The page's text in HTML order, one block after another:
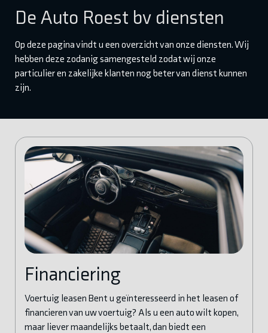
De Auto Roest bv diensten
Op deze pagina vindt u een overzicht van onze diensten. Wij
hebben deze zodanig samengesteld zodat wij onze
particulier en zakelijke klanten nog beter van dienst kunnen
zijn.
Financiering
Voertuig leasen Bent u geïnteresseerd in het leasen of
financieren van uw voertuig? Als u een auto wilt kopen,
maar liever maandelijks betaalt, dan biedt een